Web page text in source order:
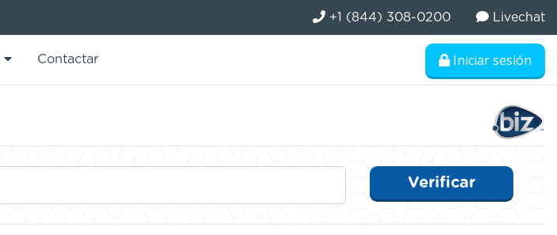
+1 (844) 308-0200 Livechat
Contactar Iniciar sesión
Verificar